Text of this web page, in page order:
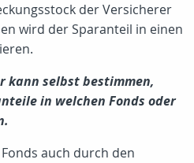
der Versicherer
wird der Sparanteil in einen
kann selbst bestimmen,
in welchen Fonds oder
auch durch den